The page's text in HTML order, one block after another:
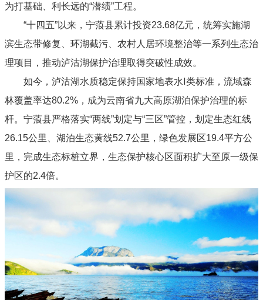
为打基础、利长远的“潜绩”工程。
“十四五”以来，宁蒗县累计投资23.68亿元，统筹实施湖
滨生态带修复、环湖截污、农村人居环境整治等一系列生态治
理项目，推动泸沽湖保护治理取得突破性成效。
如今，泸沽湖水质稳定保持国家地表水Ⅰ类标准，流域森
林覆盖率达80.2%，成为云南省九大高原湖泊保护治理的标
杆。宁蒗县严格落实“两线”划定与“三区”管控，划定生态红线
26.15公里、湖泊生态黄线52.7公里，绿色发展区19.4平方公
里，完成生态标桩立界，生态保护核心区面积扩大至原一级保
护区的2.4倍。